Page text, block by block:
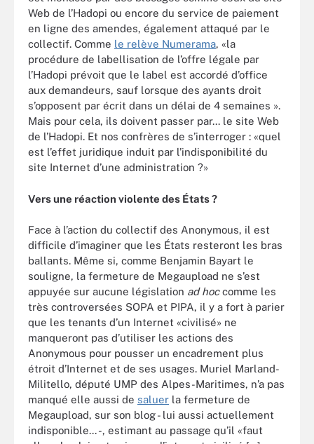
Web de l’Hadopi ou encore du service de paiement
en ligne des amendes, également attaqué par le
collectif. Comme le relève Numerama, «la
procédure de labellisation de l’offre légale par
l’Hadopi prévoit que le label est accordé d’office
aux demandeurs, sauf lorsque des ayants droit
s’opposent par écrit dans un délai de 4 semaines ».
Mais pour cela, ils doivent passer par... le site Web
de l’Hadopi. Et nos confrères de s’interroger : «quel
est l’effet juridique induit par l’indisponibilité du
site Internet d’une administration ?»
Vers une réaction violente des États ?
Face à l’action du collectif des Anonymous, il est
difficile d’imaginer que les États resteront les bras
ballants. Même si, comme Benjamin Bayart le
souligne, la fermeture de Megaupload ne s’est
appuyée sur aucune législation ad hoccomme les
très controversées SOPA et PIPA, il y a fort à parier
que les tenants d’un Internet «civilisé» ne
manqueront pas d’utiliser les actions des
Anonymous pour pousser un encadrement plus
étroit d’Internet et de ses usages. Muriel Marland-
Militello, député UMP des Alpes-Maritimes, n’a pas
manqué elle aussi de saluer la fermeture de
Megaupload, sur son blog - lui aussi actuellement
indisponible... -, estimant au passage qu’il «faut